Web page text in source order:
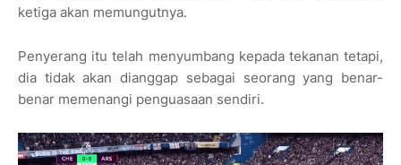
ketiga akan memungutnya.
Penyerang itu telah menyumbang kepada tekanan tetapi,
dia tidak akan dianggap sebagai seorang yang benar-
benar memenangi penguasaan sendiri.